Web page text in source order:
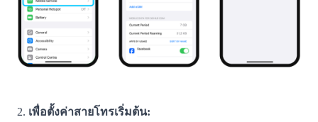
เพื่อตั้งค่าสายโทรเริ่มต้น: